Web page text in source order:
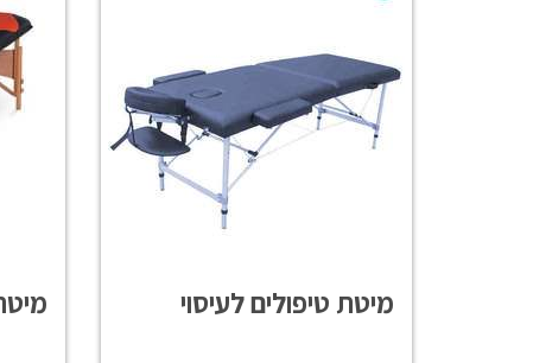
מיטת טיפולים לעיסוי